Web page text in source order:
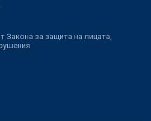
Закона за защита на лицата,